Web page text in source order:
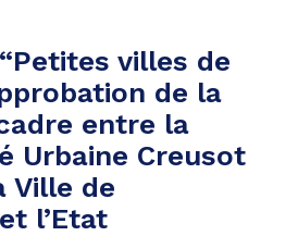
villes de
de la
entre la
Urbaine Creusot
Ville de
l’Etat